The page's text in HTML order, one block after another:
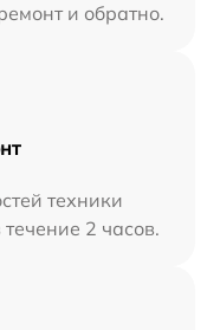
и обратно.
техники
2 часов.